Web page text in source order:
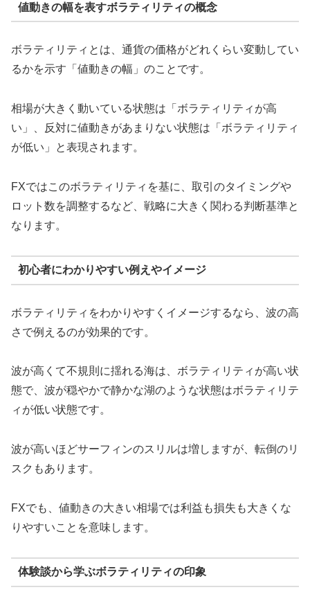
値動きの幅を表すボラティリティの概念
ボラティリティとは、通貨の価格がどれくらい変動してい
るかを示す「値動きの幅」のことです。
相場が大きく動いている状態は「ボラティリティが高
い」、反対に値動きがあまりない状態は「ボラティリティ
が低い」と表現されます。
FXではこのボラティリティを基に、取引のタイミングや
ロット数を調整するなど、戦略に大きく関わる判断基準と
なります。
初心者にわかりやすい例えやイメージ
ボラティリティをわかりやすくイメージするなら、波の高
さで例えるのが効果的です。
波が高くて不規則に揺れる海は、ボラティリティが高い状
態で、波が穏やかで静かな湖のような状態はボラティリテ
ィが低い状態です。
波が高いほどサーフィンのスリルは増しますが、転倒のリ
スクもあります。
FXでも、値動きの大きい相場では利益も損失も大きくな
りやすいことを意味します。
体験談から学ぶボラティリティの印象